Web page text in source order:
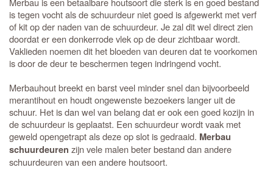
is tegen vocht als de schuurdeur niet goed is afgewerkt met verf
of kit op der naden van de schuurdeur. Je zal dit wel direct zien
doordat er een donkerrode vlek op de deur zichtbaar wordt.
Vaklieden noemen dit het bloeden van deuren dat te voorkomen
is door de deur te beschermen tegen indringend vocht.
Merbauhout breekt en barst veel minder snel dan bijvoorbeeld
merantihout en houdt ongewenste bezoekers langer uit de
schuur. Het is dan wel van belang dat er ook een goed kozijn in
de schuurdeur is geplaatst. Een schuurdeur wordt vaak met
geweld opengetrapt als deze op slot is gedraaid. Merbau
schuurdeuren zijn vele malen beter bestand dan andere
schuurdeuren van een andere houtsoort.